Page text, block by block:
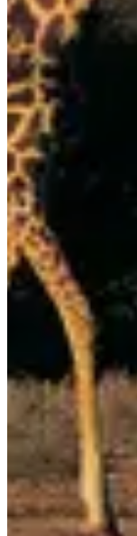
Date à confirmer
LE KILI - Acompte
08:00
Marche
Randonnée pédestre